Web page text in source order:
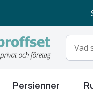
Persienner